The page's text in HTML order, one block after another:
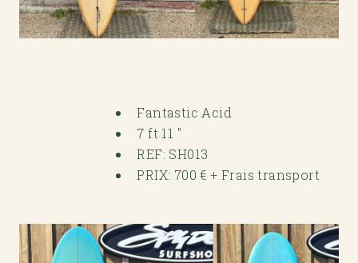
Fantastic Acid
7 ft 11 "
REF: SH013
PRIX: 700 € + Frais transport